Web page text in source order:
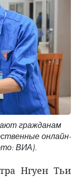
гражданам
онлайн-
ВИА).
Нгуен Тьи